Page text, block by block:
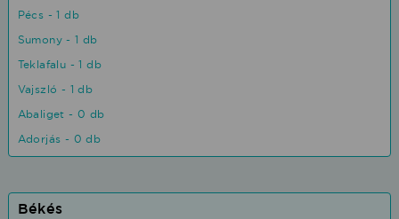
Pécs - 1 db
Sumony - 1 db
Teklafalu - 1 db
Vajszló - 1 db
Abaliget - 0 db
Adorjás - 0 db
Békés